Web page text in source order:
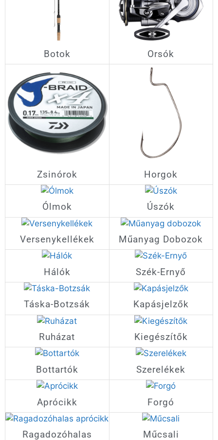
Regisztráció
Botok Orsók
Zsinórok Horgok
Ólmok Úszók
Versenykellékek Műanyag Dobozok
Hálók Szék-Ernyő
Táska-Botzsák Kapásjelzők
Ruházat Kiegészítők
Bottartók Szerelékek
Aprócikk Forgó
Ragadozóhalas Műcsali